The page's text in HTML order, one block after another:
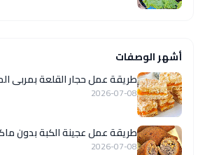
أشهر الوصفات
طريقة عمل حجار القلعة
2026-07-08
طريقة عمل عجينة الكبة بدون
2026-07-08